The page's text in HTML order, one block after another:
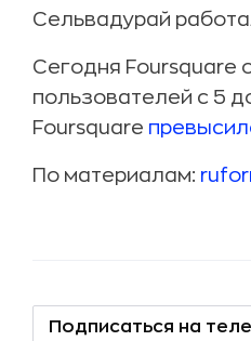
Сельвадурай
Сегодня Foursquare
пользователей с 5
Foursquare
По материалам:
Подписаться на